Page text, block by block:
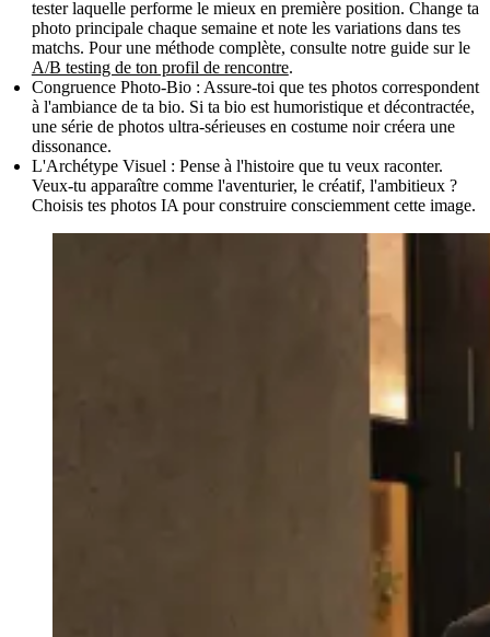
tester laquelle performe le mieux en première position. Change ta
photo principale chaque semaine et note les variations dans tes
matchs. Pour une méthode complète, consulte notre guide sur le
A/B testing de ton profil de rencontre.
Congruence Photo-Bio : Assure-toi que tes photos correspondent
à l'ambiance de ta bio. Si ta bio est humoristique et décontractée,
une série de photos ultra-sérieuses en costume noir créera une
dissonance.
L'Archétype Visuel : Pense à l'histoire que tu veux raconter.
Veux-tu apparaître comme l'aventurier, le créatif, l'ambitieux ?
Choisis tes photos IA pour construire consciemment cette image.